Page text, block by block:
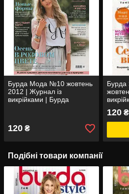
Бурда Мода №10 жовтень
2012 | Журнал із
викрійками | Бурда
120 ₴
Україна
120₴
Подібні товари компанії